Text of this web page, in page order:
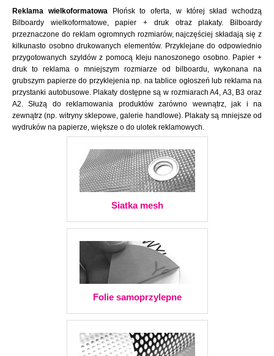
Reklama wielkoformatowaPłońsk to oferta, w której skład wchodzą
Bilboardy wielkoformatowe, papier + druk otraz plakaty. Bilboardy
przeznaczone do reklam ogromnych rozmiarów, najczęściej składają się z
kilkunasto osobno drukowanych elementów. Przyklejane do odpowiednio
przygotowanych szyldów z pomocą kleju nanoszonego osobno. Papier +
druk to reklama o mniejszym rozmiarze od bilboardu, wykonana na
grubszym papierze do przyklejenia np. na tablice ogłoszeń lub reklama na
przystanki autobusowe. Plakaty dostępne są w rozmiarach A4, A3, B3 oraz
A2. Służą do reklamowania produktów zarówno wewnątrz, jak i na
zewnątrz (np. witryny sklepowe, galerie handlowe). Plakaty są mniejsze od
wydruków na papierze, większe o do ulotek reklamowych.
Siatka mesh
Folie samoprzylepne